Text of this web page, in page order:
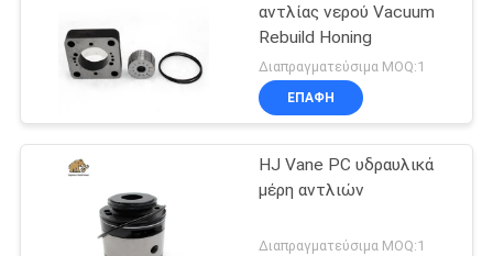
Μονάδα οδήγησης
Orbitrol
αντλίας νερού Vacuum
Rebuild Honing
Διαπραγματεύσιμα MOQ:1
ΕΠΑΦΉ
HJ Vane PC υδραυλικά
μέρη αντλιών
Διαπραγματεύσιμα MOQ:1